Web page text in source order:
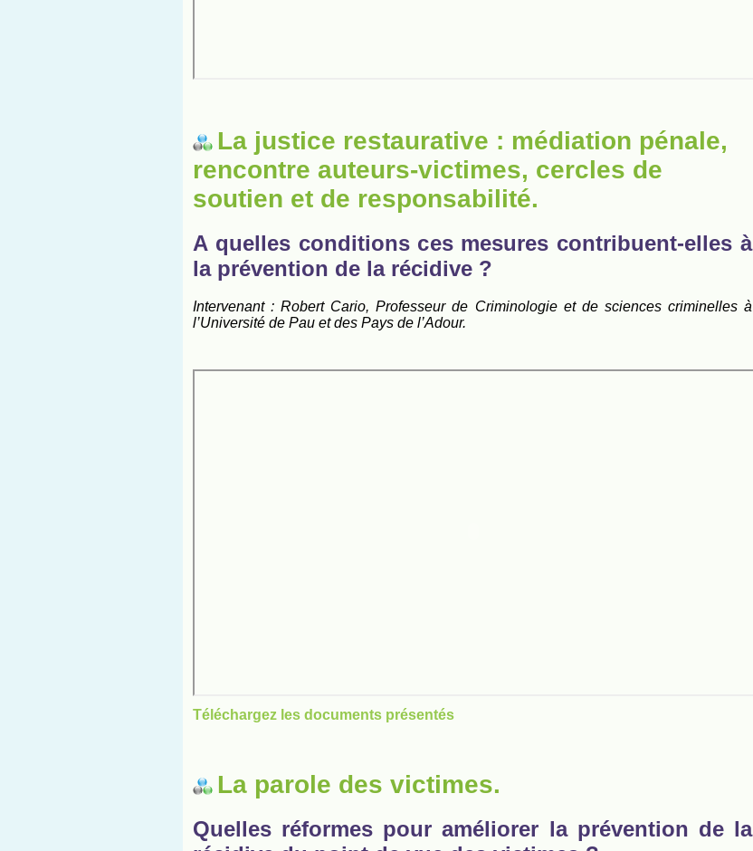
La justice restaurative : médiation pénale,
rencontre auteurs-victimes, cercles de
soutien et de responsabilité.
A quelles conditions ces mesures contribuent-elles à
la prévention de la récidive ?
Intervenant : Robert Cario, Professeur de Criminologie et de sciences criminelles à
l’Université de Pau et des Pays de l’Adour.
Téléchargez les documents présentés
La parole des victimes.
Quelles réformes pour améliorer la prévention de la